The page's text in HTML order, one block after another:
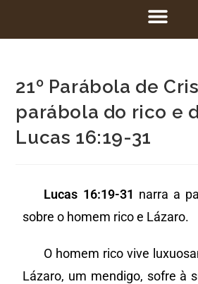
21º Parábola de
parábola do rico e
Lucas 16:19-31
Lucas 16:19-31 narra a
sobre o homem rico e Lázaro.
O homem rico vive
Lázaro, um mendigo, sofre à